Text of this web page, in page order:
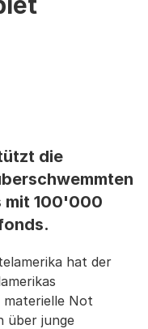
die
mit 100'000
hat der
materielle Not
über junge